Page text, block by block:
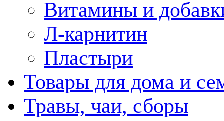
Витамины и
Л-карнитин
Пластыри
Товары для дома и
Травы, чаи, сборы